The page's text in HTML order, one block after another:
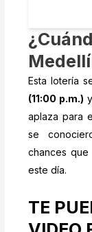
Esta lotería
(11:00 p.m.)
aplaza para
se
chances
este día.
TE